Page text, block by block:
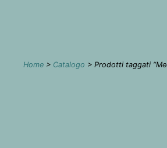
Home > Catalogo > Prodotti taggati